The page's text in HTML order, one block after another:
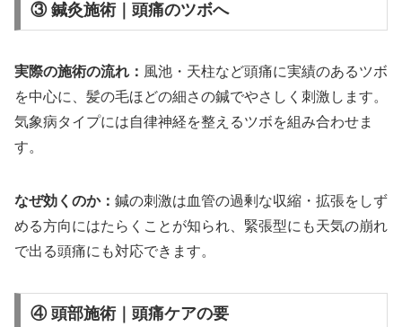
③ 鍼灸施術｜頭痛のツボへ
実際の施術の流れ： 風池・天柱など頭痛に実績のあるツボ
を中心に、髪の毛ほどの細さの鍼でやさしく刺激します。
気象病タイプには自律神経を整えるツボを組み合わせま
す。
なぜ効くのか： 鍼の刺激は血管の過剰な収縮・拡張をしず
める方向にはたらくことが知られ、緊張型にも天気の崩れ
で出る頭痛にも対応できます。
④ 頭部施術｜頭痛ケアの要